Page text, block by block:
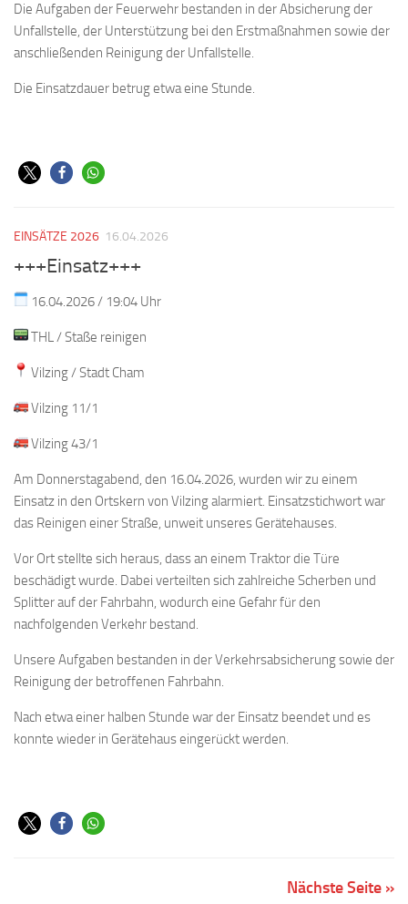
Die Aufgaben der Feuerwehr bestanden in der Absicherung der
Unfallstelle, der Unterstützung bei den Erstmaßnahmen sowie der
anschließenden Reinigung der Unfallstelle.
Die Einsatzdauer betrug etwa eine Stunde.
EINSÄTZE 2026 16.04.2026
+++Einsatz+++
16.04.2026 / 19:04 Uhr
THL / Staße reinigen
Vilzing / Stadt Cham
Vilzing 11/1
Vilzing 43/1
Am Donnerstagabend, den 16.04.2026, wurden wir zu einem
Einsatz in den Ortskern von Vilzing alarmiert. Einsatzstichwort war
das Reinigen einer Straße, unweit unseres Gerätehauses.
Vor Ort stellte sich heraus, dass an einem Traktor die Türe
beschädigt wurde. Dabei verteilten sich zahlreiche Scherben und
Splitter auf der Fahrbahn, wodurch eine Gefahr für den
nachfolgenden Verkehr bestand.
Unsere Aufgaben bestanden in der Verkehrsabsicherung sowie der
Reinigung der betroffenen Fahrbahn.
Nach etwa einer halben Stunde war der Einsatz beendet und es
konnte wieder in Gerätehaus eingerückt werden.
Nächste Seite »